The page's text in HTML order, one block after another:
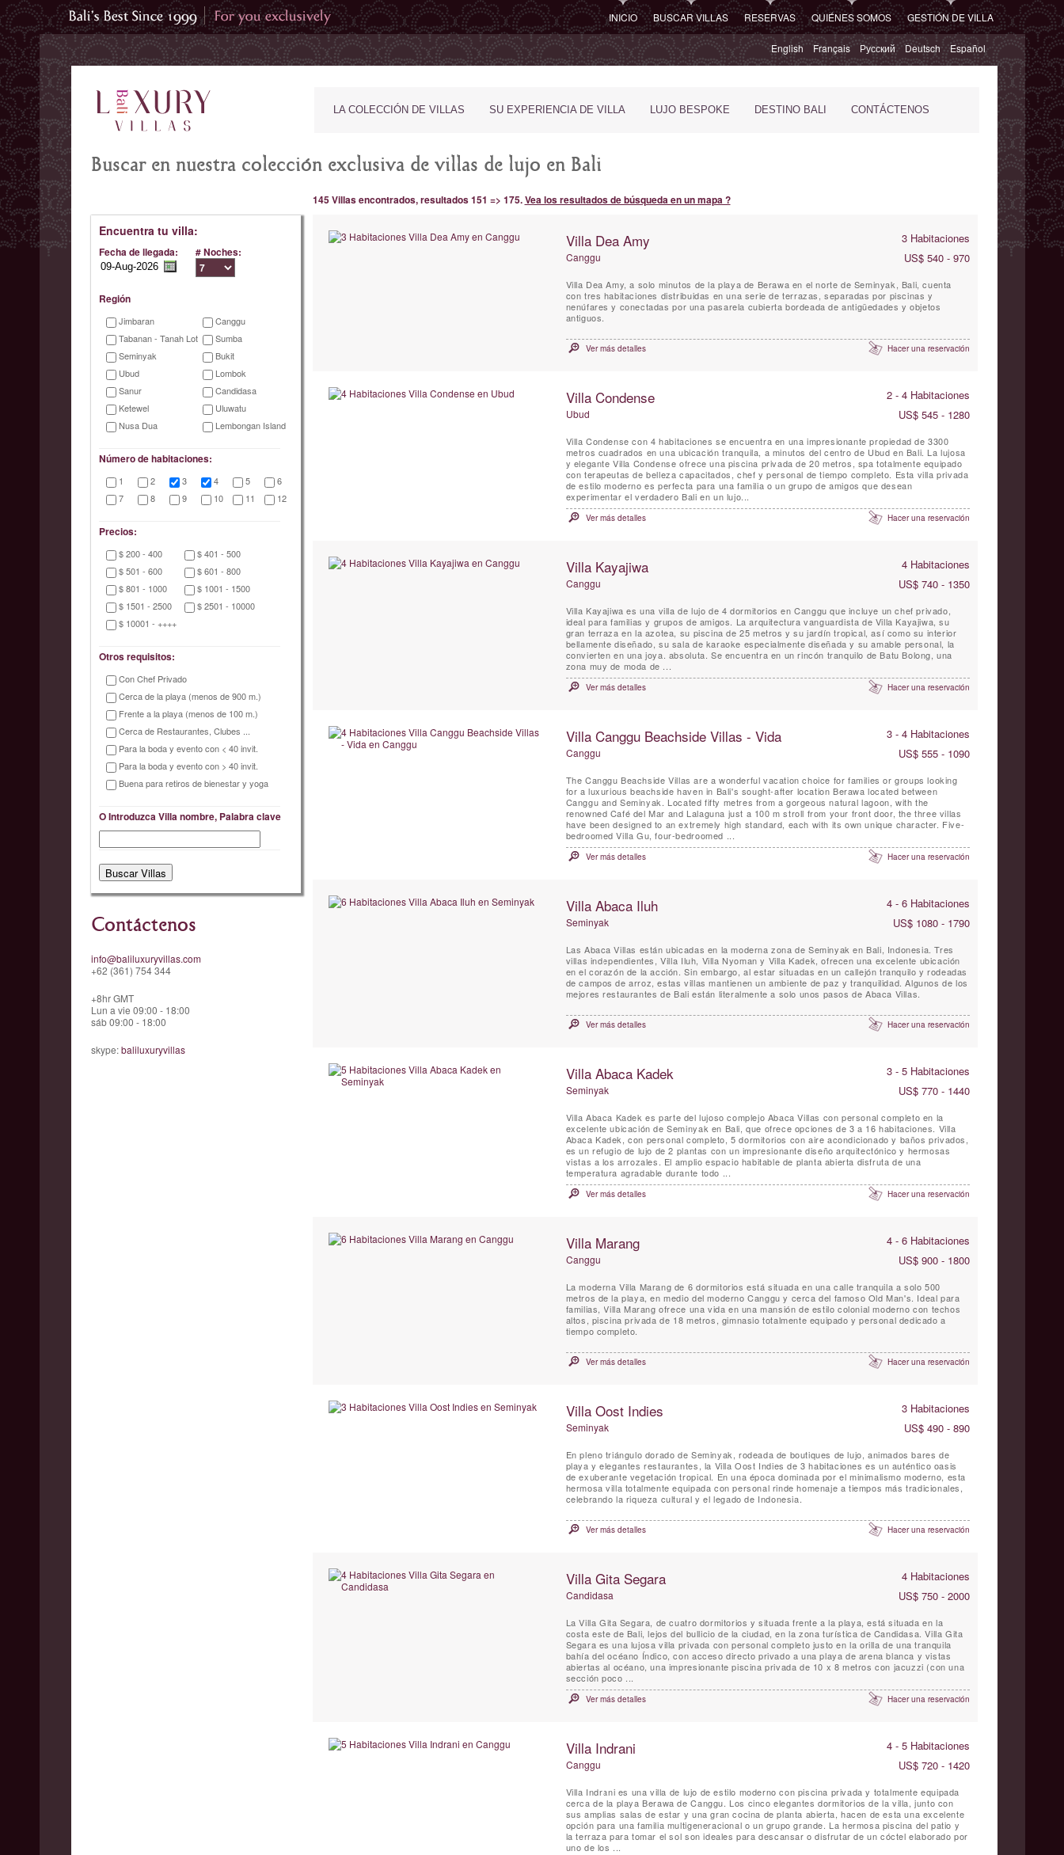
INICIO BUSCAR VILLAS RESERVAS QUIÉNES SOMOS GESTIÓN DE VILLA
English Français Русский Deutsch Español
LA COLECCIÓN DE VILLAS SU EXPERIENCIA DE VILLA LUJO BESPOKE DESTINO BALI CONTÁCTENOS
Buscar en nuestra colección exclusiva de villas de lujo en Bali
Encuentra tu villa:
Fecha de llegada: # Noches:
Región
Jimbaran
Canggu
Tabanan - Tanah Lot
Sumba
Seminyak
Bukit
Ubud
Lombok
Sanur
Candidasa
Ketewel
Uluwatu
Nusa Dua
Lembongan Island
Número de habitaciones:
1 2 3 4 5
6
7
8 9 10 11 12
Precios:
$ 200 - 400
$ 401 - 500
$ 501 - 600
$ 601 - 800
$ 801 - 1000
$ 1001 - 1500
$ 1501 - 2500
$ 2501 - 10000
$ 10001 - ++++
Otros requisitos:
Con Chef Privado
Cerca de la playa (menos de 900 m.)
Frente a la playa (menos de 100 m.)
Cerca de Restaurantes, Clubes ...
Para la boda y evento con < 40 invit.
Para la boda y evento con > 40 invit.
Buena para retiros de bienestar y yoga
O Introduzca Villa nombre, Palabra clave
Contáctenos
info@baliluxuryvillas.com
+62 (361) 754 344
+8hr GMT
Lun a vie 09:00 - 18:00
sáb 09:00 - 18:00
skype: baliluxuryvillas
145 Villas encontrados, resultados 151 => 175.Vea los resultados de búsqueda en un mapa ?
Villa Dea Amy 3 Habitaciones
Canggu US$ 540 - 970
Villa Dea Amy, a solo minutos de la playa de Berawa en el norte de Seminyak, Bali, cuenta
con tres habitaciones distribuidas en una serie de terrazas, separadas por piscinas y
nenúfares y conectadas por una pasarela cubierta bordeada de antigüedades y objetos
antiguos.
Ver más detalles Hacer una reservación
Villa Condense 2 - 4 Habitaciones
Ubud US$ 545 - 1280
Villa Condense con 4 habitaciones se encuentra en una impresionante propiedad de 3300
metros cuadrados en una ubicación tranquila, a minutos del centro de Ubud en Bali. La lujosa
y elegante Villa Condense ofrece una piscina privada de 20 metros, spa totalmente equipado
con terapeutas de belleza capacitados, chef y personal de tiempo completo. Esta villa privada
de estilo moderno es perfecta para una familia o un grupo de amigos que desean
experimentar el verdadero Bali en un lujo...
Ver más detalles Hacer una reservación
Villa Kayajiwa 4 Habitaciones
Canggu US$ 740 - 1350
Villa Kayajiwa es una villa de lujo de 4 dormitorios en Canggu que incluye un chef privado,
ideal para familias y grupos de amigos. La arquitectura vanguardista de Villa Kayajiwa, su
gran terraza en la azotea, su piscina de 25 metros y su jardín tropical, así como su interior
bellamente diseñado, su sala de karaoke especialmente diseñada y su amable personal, la
convierten en una joya. absoluta. Se encuentra en un rincón tranquilo de Batu Bolong, una
zona muy de moda de ...
Ver más detalles Hacer una reservación
Villa Canggu Beachside Villas - Vida 3 - 4 Habitaciones
Canggu US$ 555 - 1090
The Canggu Beachside Villas are a wonderful vacation choice for families or groups looking
for a luxurious beachside haven in Bali's sought-after location Berawa located between
Canggu and Seminyak. Located fifty metres from a gorgeous natural lagoon, with the
renowned Café del Mar and Lalaguna just a 100 m stroll from your front door, the three villas
have been designed to an extremely high standard, each with its own unique character. Five-
bedroomed Villa Gu, four-bedroomed ...
Ver más detalles Hacer una reservación
Villa Abaca Iluh 4 - 6 Habitaciones
Seminyak US$ 1080 - 1790
Las Abaca Villas están ubicadas en la moderna zona de Seminyak en Bali, Indonesia. Tres
villas independientes, Villa Iluh, Villa Nyoman y Villa Kadek, ofrecen una excelente ubicación
en el corazón de la acción. Sin embargo, al estar situadas en un callejón tranquilo y rodeadas
de campos de arroz, estas villas mantienen un ambiente de paz y tranquilidad. Algunos de los
mejores restaurantes de Bali están literalmente a solo unos pasos de Abaca Villas.
Ver más detalles Hacer una reservación
Villa Abaca Kadek 3 - 5 Habitaciones
Seminyak US$ 770 - 1440
Villa Abaca Kadek es parte del lujoso complejo Abaca Villas con personal completo en la
excelente ubicación de Seminyak en Bali, que ofrece opciones de 3 a 16 habitaciones. Villa
Abaca Kadek, con personal completo, 5 dormitorios con aire acondicionado y baños privados,
es un refugio de lujo de 2 plantas con un impresionante diseño arquitectónico y hermosas
vistas a los arrozales. El amplio espacio habitable de planta abierta disfruta de una
temperatura agradable durante todo ...
Ver más detalles Hacer una reservación
Villa Marang 4 - 6 Habitaciones
Canggu US$ 900 - 1800
La moderna Villa Marang de 6 dormitorios está situada en una calle tranquila a solo 500
metros de la playa, en medio del moderno Canggu y cerca del famoso Old Man's. Ideal para
familias, Villa Marang ofrece una vida en una mansión de estilo colonial moderno con techos
altos, piscina privada de 18 metros, gimnasio totalmente equipado y personal dedicado a
tiempo completo.
Ver más detalles Hacer una reservación
Villa Oost Indies 3 Habitaciones
Seminyak US$ 490 - 890
En pleno triángulo dorado de Seminyak, rodeada de boutiques de lujo, animados bares de
playa y elegantes restaurantes, la Villa Oost Indies de 3 habitaciones es un auténtico oasis
de exuberante vegetación tropical. En una época dominada por el minimalismo moderno, esta
hermosa villa totalmente equipada con personal rinde homenaje a tiempos más tradicionales,
celebrando la riqueza cultural y el legado de Indonesia.
Ver más detalles Hacer una reservación
Villa Gita Segara 4 Habitaciones
Candidasa US$ 750 - 2000
La Villa Gita Segara, de cuatro dormitorios y situada frente a la playa, está situada en la
costa este de Bali, lejos del bullicio de la ciudad, en la zona turística de Candidasa. Villa Gita
Segara es una lujosa villa privada con personal completo justo en la orilla de una tranquila
bahía del océano Índico, con acceso directo privado a una playa de arena blanca y vistas
abiertas al océano, una impresionante piscina privada de 10 x 8 metros con jacuzzi (con una
sección poco ...
Ver más detalles Hacer una reservación
Villa Indrani 4 - 5 Habitaciones
Canggu US$ 720 - 1420
Villa Indrani es una villa de lujo de estilo moderno con piscina privada y totalmente equipada
cerca de la playa Berawa de Canggu. Los cinco elegantes dormitorios de la villa, junto con
sus amplias salas de estar y una gran cocina de planta abierta, hacen de esta una excelente
opción para una familia multigeneracional o un grupo grande. La hermosa piscina del patio y
la terraza para tomar el sol son ideales para descansar o disfrutar de un cóctel elaborado por
uno de los ...